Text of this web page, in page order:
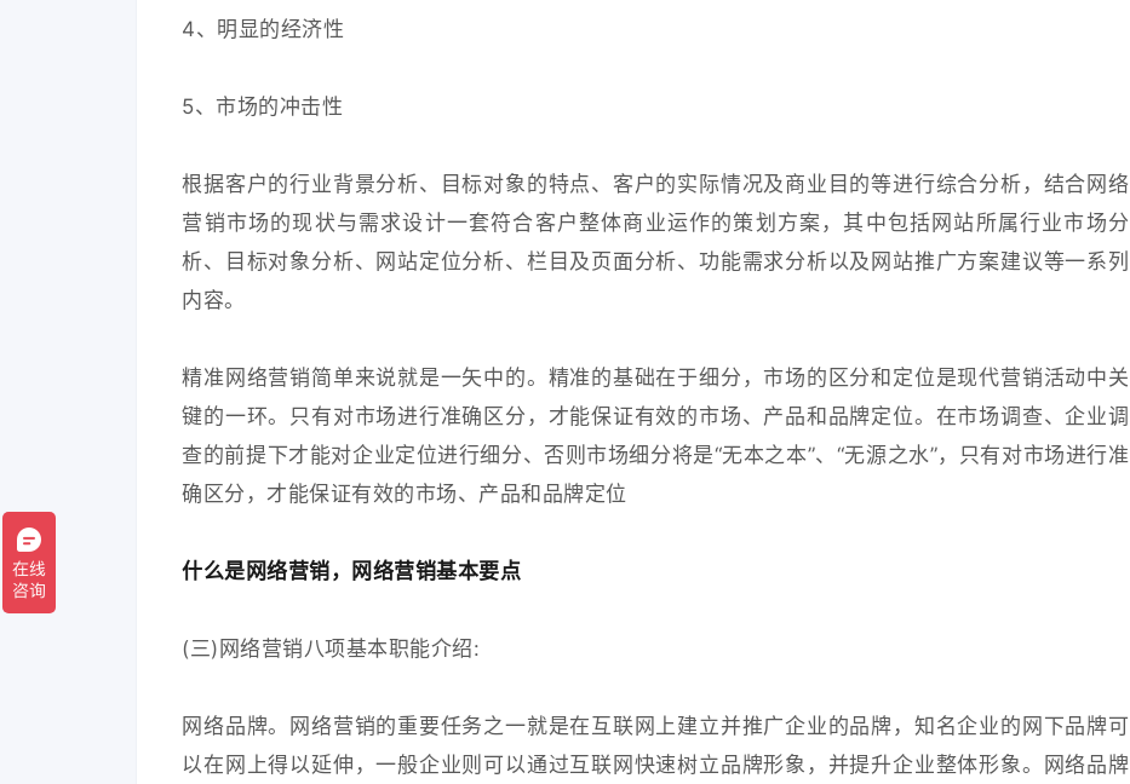
4、明显的经济性
5、市场的冲击性
根据客户的行业背景分析、目标对象的特点、客户的实际情况及商业目的等进行综合分析，结合网络
营销市场的现状与需求设计一套符合客户整体商业运作的策划方案，其中包括网站所属行业市场分
析、目标对象分析、网站定位分析、栏目及页面分析、功能需求分析以及网站推广方案建议等一系列
内容。
精准网络营销简单来说就是一矢中的。精准的基础在于细分，市场的区分和定位是现代营销活动中关
键的一环。只有对市场进行准确区分，才能保证有效的市场、产品和品牌定位。在市场调查、企业调
查的前提下才能对企业定位进行细分、否则市场细分将是“无本之本”、“无源之水”，只有对市场进行准
确区分，才能保证有效的市场、产品和品牌定位
什么是网络营销，网络营销基本要点
(三)网络营销八项基本职能介绍:
网络品牌。网络营销的重要任务之一就是在互联网上建立并推广企业的品牌，知名企业的网下品牌可
以在网上得以延伸，一般企业则可以通过互联网快速树立品牌形象，并提升企业整体形象。网络品牌